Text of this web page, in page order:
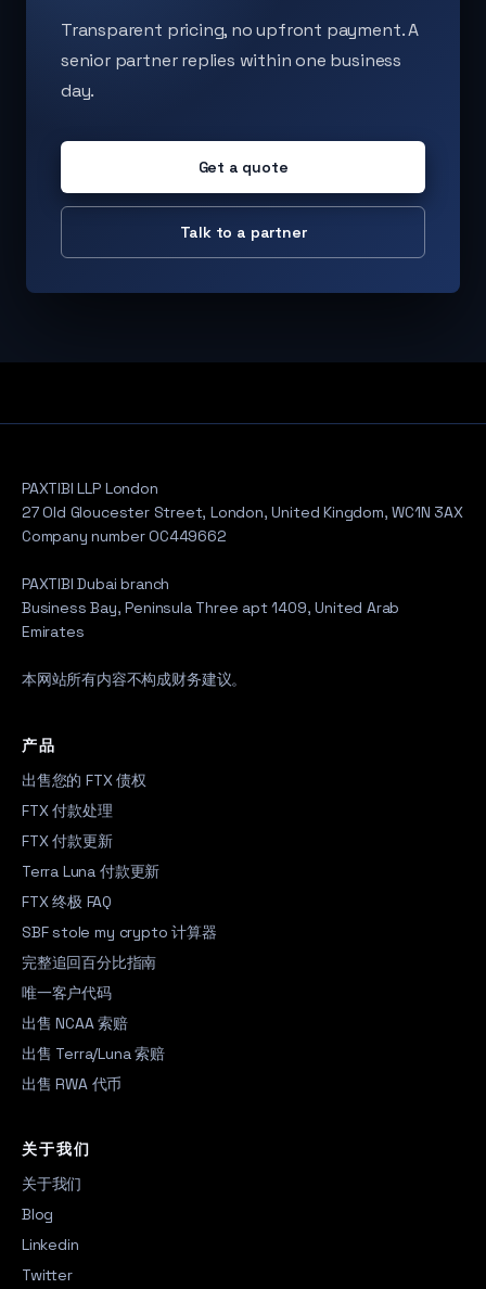
Transparent pricing, no upfront payment. A
senior partner replies within one business
day.
Get a quote
Talk to a partner
PAXTIBI LLP London
27 Old Gloucester Street, London, United Kingdom, WC1N 3AX
Company number OC449662
PAXTIBI Dubai branch
Business Bay, Peninsula Three apt 1409, United Arab
Emirates
本网站所有内容不构成财务建议。
产品
出售您的 FTX 债权
FTX 付款处理
FTX 付款更新
Terra Luna 付款更新
FTX 终极 FAQ
SBF stole my crypto 计算器
完整追回百分比指南
唯一客户代码
出售 NCAA 索赔
出售 Terra/Luna 索赔
出售 RWA 代币
关于我们
关于我们
Blog
Linkedin
Twitter